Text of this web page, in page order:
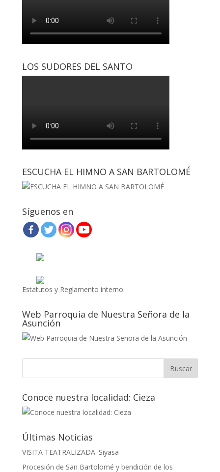
LOS SUDORES DEL SANTO
ESCUCHA EL HIMNO A SAN BARTOLOMÉ
Síguenos en
Estatutos y Reglamento interno.
Web Parroquia de Nuestra Señora de la
Asunción
Conoce nuestra localidad: Cieza
Últimas Noticias
VISITA TEATRALIZADA. Siyasa
Procesión de San Bartolomé y bendición de los